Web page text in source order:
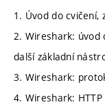
1. Úvod do cvičení,
2. Wireshark: úvod
další základní
3. Wireshark:
4. Wireshark: HTTP